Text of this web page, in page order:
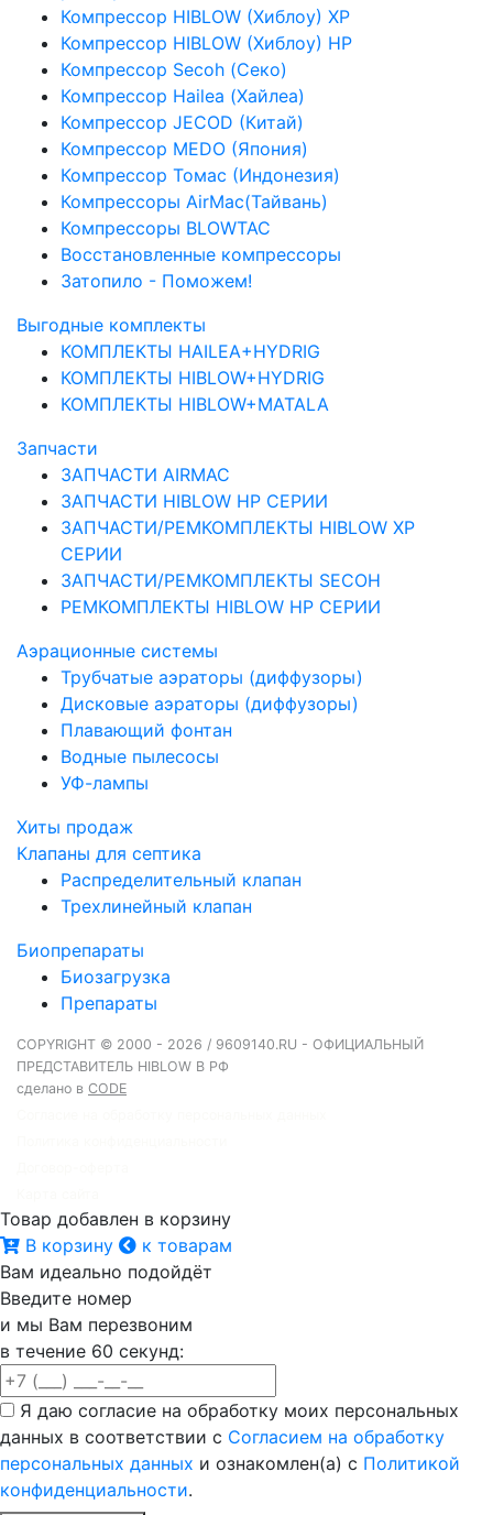
Компрессор HIBLOW (Хиблоу) XP
Компрессор HIBLOW (Хиблоу) HP
Компрессор Secoh (Секо)
Компрессор Hailea (Хайлеа)
Компрессор JECOD (Китай)
Компрессор MEDO (Япония)
Компрессор Томас (Индонезия)
Компрессоры AirMac(Тайвань)
Компрессоры BLOWTAC
Восстановленные компрессоры
Затопило - Поможем!
Выгодные комплекты
КОМПЛЕКТЫ HAILEA+HYDRIG
КОМПЛЕКТЫ HIBLOW+HYDRIG
КОМПЛЕКТЫ HIBLOW+MATALA
Запчасти
ЗАПЧАСТИ AIRMAC
ЗАПЧАСТИ HIBLOW HP СЕРИИ
ЗАПЧАСТИ/РЕМКОМПЛЕКТЫ HIBLOW XP
СЕРИИ
ЗАПЧАСТИ/РЕМКОМПЛЕКТЫ SECOH
РЕМКОМПЛЕКТЫ HIBLOW HP СЕРИИ
Аэрационные системы
Трубчатые аэраторы (диффузоры)
Дисковые аэраторы (диффузоры)
Плавающий фонтан
Водные пылесосы
УФ-лампы
Хиты продаж
Клапаны для септика
Распределительный клапан
Трехлинейный клапан
Биопрепараты
Биозагрузка
Препараты
COPYRIGHT © 2000 - 2026 / 9609140.RU - ОФИЦИАЛЬНЫЙ
ПРЕДСТАВИТЕЛЬ HIBLOW В РФ
сделано в CODE
Товар добавлен в корзину
В корзину
к товарам
Вам идеально подойдёт
Введите номер
и мы Вам перезвоним
в течение 60 секунд:
Я даю согласие на обработку моих персональных
данных в соответствии с Согласием на обработку
персональных данных и ознакомлен(а) с Политикой
конфиденциальности.